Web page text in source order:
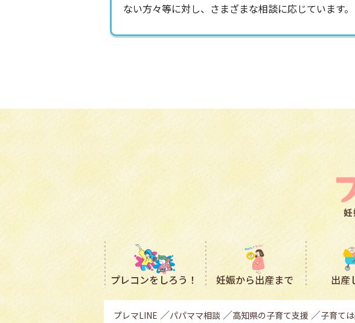
ない方々等に対し、さまざまな相談に応じています。
プレコンをしろう！ 妊娠から出産まで 出産
プレマLINE パパママ相談 高知県の子育て支援 子育て